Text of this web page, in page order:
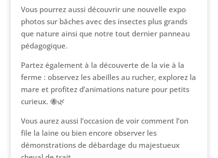
Vous pourrez aussi découvrir une nouvelle expo
photos sur bâches avec des insectes plus grands
que nature ainsi que notre tout dernier panneau
pédagogique.
Partez également à la découverte de la vie à la
ferme : observez les abeilles au rucher, explorez la
mare et profitez d’animations nature pour petits
curieux. 🐝🌿
Vous aurez aussi l’occasion de voir comment l’on
file la laine ou bien encore observer les
démonstrations de débardage du majestueux